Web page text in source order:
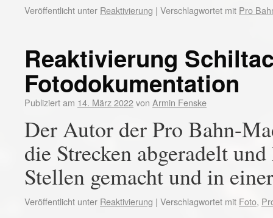
Veröffentlicht unter Reaktivierung | Verschlagwortet mit Pro
Reaktivierung
Fotodokumentation
Publiziert am 14. März 2022von Armin Fenske
Der Autor der Pro Bahn-
die Strecken abgeradelt
Stellen gemacht und in
Veröffentlicht unter Reaktivierung | Verschlagwortet mit Foto,